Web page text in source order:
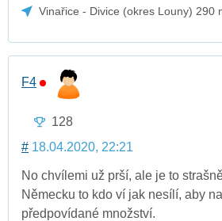
Vinařice - Divice (okres Louny) 290
F4
128
# 18.04.2020, 22:21
No chvílemi už prší, ale je to
Německu to kdo ví jak nesílí, aby
předpovídané množství.